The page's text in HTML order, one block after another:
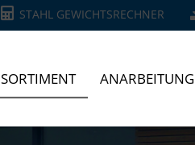
STAHL GEWICHTSRECHNER
SORTIMENT ANARBEITUNG